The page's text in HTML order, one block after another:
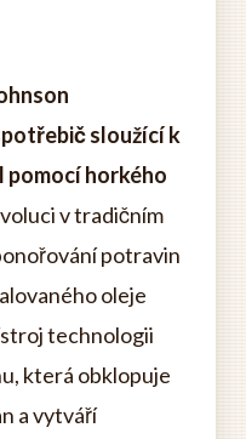
sloužící k
pomocí horkého
v tradičním
potravin
oleje
technologii
která obklopuje
a vytváří